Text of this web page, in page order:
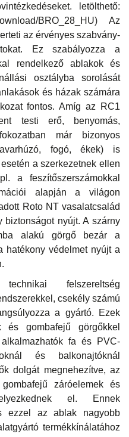
letölthető:
BRO_28_HU) Az
az érvényes szabvány-
Ez szabályozza a
rendelkező ablakok és
osztályba sorolását
és házak számára
fontos. Amíg az RC1
testi erő, benyomás,
már bizonyos
fogó, ékek) is
a szerkezetnek ellen
a feszítőszerszámokkal
alapján a világon
Roto NT vasalatcsalád
biztonságot nyújt. A szárny
alakú görgő bezár a
hatékony védelmet nyújt a
felszereltség
csekély számú
a gyártó. Ezek
és gombafejű görgőkkel
fa és PVC-
és balkonajtóknál
dolgát megnehezítve, az
záróelemek és
el. Ennek
ezzel az ablak nagyobb
termékkínálatához